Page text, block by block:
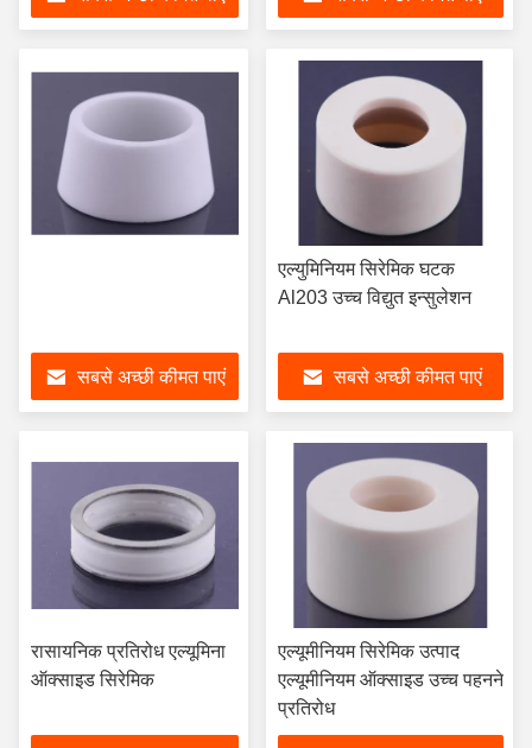
सबसे अच्छी कीमत पाएं
एल्युमिनियम सिरेमिक घटक
Al203 उच्च विद्युत इन्सुलेशन
सबसे अच्छी कीमत पाएं
रासायनिक प्रतिरोध एल्यूमिना
ऑक्साइड सिरेमिक
एल्यूमीनियम सिरेमिक उत्पाद
एल्यूमीनियम ऑक्साइड उच्च पहनने
प्रतिरोध